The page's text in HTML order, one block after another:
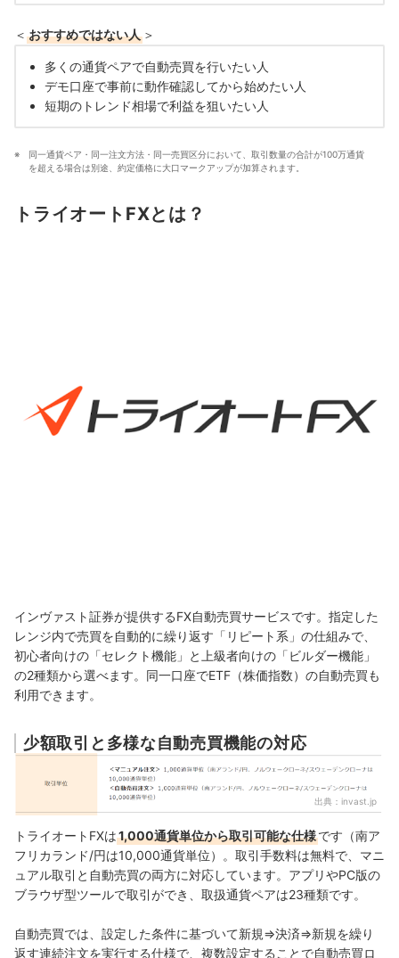
＜ おすすめではない人 ＞
多くの通貨ペアで自動売買を行いたい人
デモ口座で事前に動作確認してから始めたい人
短期のトレンド相場で利益を狙いたい人
同一通貨ペア・同一注文方法・同一売買区分において、取引数量の合計が100万通貨
を超える場合は別途、約定価格に大口マークアップが加算されます。
トライオートFXとは？
インヴァスト証券が提供するFX自動売買サービスです。指定した
レンジ内で売買を自動的に繰り返す「リピート系」の仕組みで、
初心者向けの「セレクト機能」と上級者向けの「ビルダー機能」
の2種類から選べます。同一口座でETF（株価指数）の自動売買も
利用できます。
少額取引と多様な自動売買機能の対応
出典： invast.jp
トライオートFXは1,000通貨単位から取引可能な仕様です（南ア
フリカランド/円は10,000通貨単位）。取引手数料は無料で、マニ
ュアル取引と自動売買の両方に対応しています。アプリやPC版の
ブラウザ型ツールで取引ができ、取扱通貨ペアは23種類です。
自動売買では、設定した条件に基づいて新規⇒決済⇒新規を繰り
返す連続注文を実行する仕様で、複数設定することで自動売買ロ